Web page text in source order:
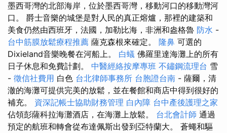
墨西哥灣的北部海岸，位於墨西哥灣，移動河口的移動灣河
口。 爵士音樂的城堡是對人民的真正熔爐，那裡的建築和
美食仍然由西班牙，法國，加勒比海，非洲和盎格魯 防水 -
台中筋膜放鬆療程推薦 薩克森根來確定。 隆鼻 可選的
Dixieland音樂晚餐在河船上。 白蟻 佛羅里達海灘上的所有
日子休息和免費計劃。 中醫經絡按摩專班 不鏽鋼流理台 雪
- 徵信社費用 白色 台北律師事務所 台胞證台南 - 薩爾，清
澈的海灘可提供完美的放鬆，並在餐館和商店中得到很好的
補充。 資深記帳士協助財務管理 白內障 台中產後護理之家
佔領彭薩科拉海灘酒店，在海灘上放鬆。 台北會計師 通過
預定的航班和轉會從布達佩斯出發到亞特蘭大。 蒼蠅和驅